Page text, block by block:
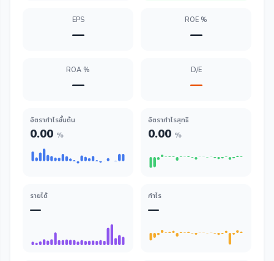
EPS
—
ROE %
—
ROA %
—
D/E
—
อัตรากำไรขั้นต้น
0.00 %
อัตรากำไรสุทธิ
0.00 %
รายได้
—
กำไร
—